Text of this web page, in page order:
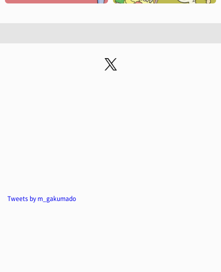
Tweets by m_gakumado